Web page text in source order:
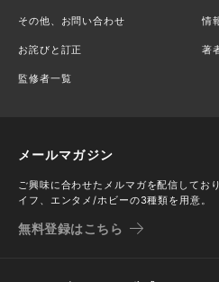
その他、お問い合わせ 情
お詫びと訂正 著
監修者一覧
メールマガジン
ご興味に合わせたメルマガを配信してお
イフ、エンタメ/ホビーの3種類を用意。
無料登録はこちら